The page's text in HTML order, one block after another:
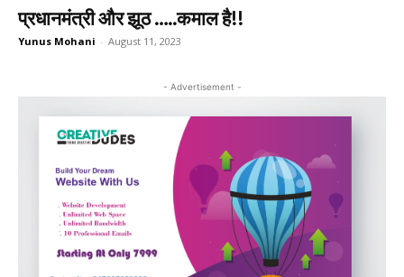
प्रधानमंत्री और झूठ …..कमाल है!!
Yunus Mohani - August 11, 2023
- Advertisement -